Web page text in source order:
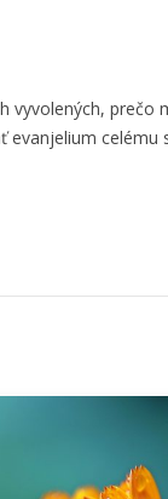
evanjelium celému